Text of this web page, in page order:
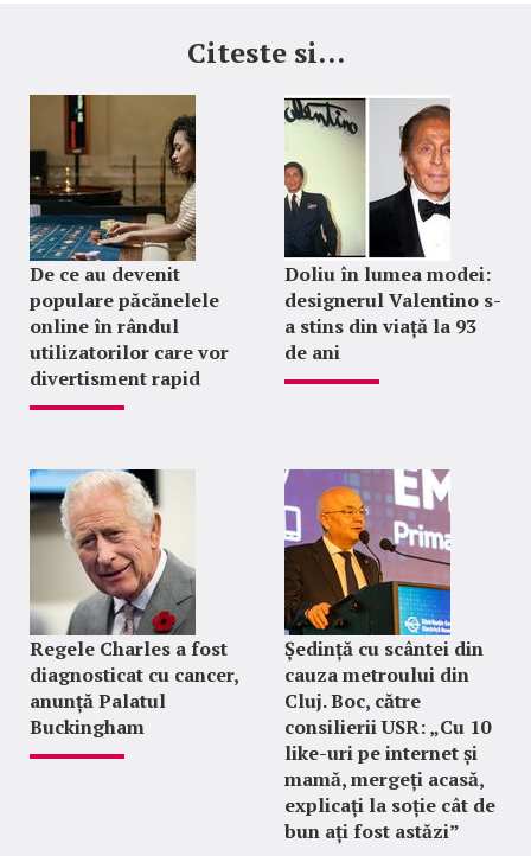
Citeste si...
De ce au devenit
populare păcănelele
online în rândul
utilizatorilor care vor
divertisment rapid
Doliu în lumea modei:
designerul Valentino s-
a stins din viață la 93
de ani
Regele Charles a fost
diagnosticat cu cancer,
anunță Palatul
Buckingham
Ședință cu scântei din
cauza metroului din
Cluj. Boc, către
consilierii USR: „Cu 10
like-uri pe internet și
mamă, mergeți acasă,
explicați la soție cât de
bun ați fost astăzi”